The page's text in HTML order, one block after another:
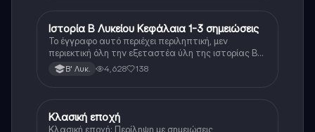
Ιστορία
Ιστορία Β Λυκείου Κεφάλαια 1-3 σημειώσεις
Το έγγραφο αυτό περιέχει περιληπτική, μεν
περιεκτική όλη την εξεταστέα ύλη της ιστορίας Β
λυκείου για τα πρώτα 3 Κεφάλαια, δηλαδή την
μισή ύλη. Το έγγραφο έχει γραφτεί με προσοχή και
Β' Λυκ. 4,628 138
Ιστορία
Κλασική εποχή
Κλασική εποχή: Περίληψη με σημειώσεις